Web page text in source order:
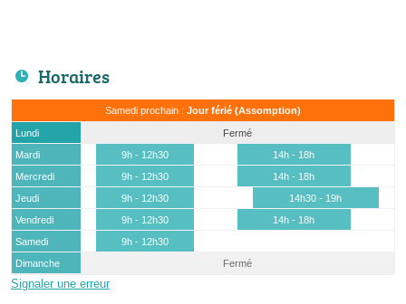
Horaires
Samedi prochain : Jour férié (Assomption)
Lundi
Fermé
Mardi
9h - 12h30
14h - 18h
Mercredi
9h - 12h30
14h - 18h
Jeudi
9h - 12h30
14h30 - 19h
Vendredi
9h - 12h30
14h - 18h
Samedi
9h - 12h30
Dimanche
Fermé
Signaler une erreur